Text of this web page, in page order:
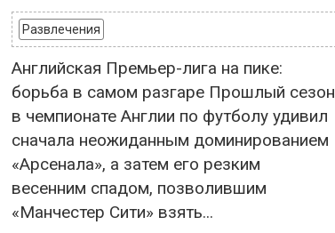
Развлечения
Английская Премьер-лига на пике:
борьба в самом разгаре Прошлый сезон
в чемпионате Англии по футболу удивил
сначала неожиданным доминированием
«Арсенала», а затем его резким
весенним спадом, позволившим
«Манчестер Сити» взять...